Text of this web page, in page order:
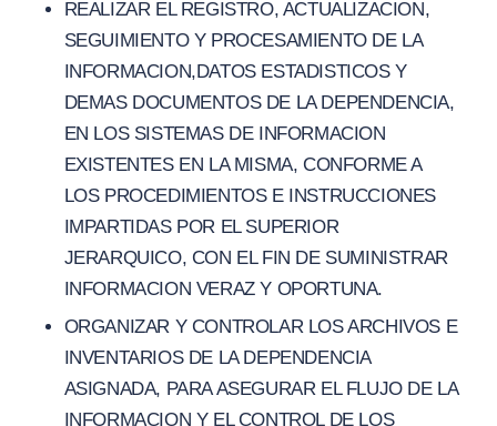
REALIZAR EL REGISTRO, ACTUALIZACION,
SEGUIMIENTO Y PROCESAMIENTO DE LA
INFORMACION,DATOS ESTADISTICOS Y
DEMAS DOCUMENTOS DE LA DEPENDENCIA,
EN LOS SISTEMAS DE INFORMACION
EXISTENTES EN LA MISMA, CONFORME A
LOS PROCEDIMIENTOS E INSTRUCCIONES
IMPARTIDAS POR EL SUPERIOR
JERARQUICO, CON EL FIN DE SUMINISTRAR
INFORMACION VERAZ Y OPORTUNA.
ORGANIZAR Y CONTROLAR LOS ARCHIVOS E
INVENTARIOS DE LA DEPENDENCIA
ASIGNADA, PARA ASEGURAR EL FLUJO DE LA
INFORMACION Y EL CONTROL DE LOS